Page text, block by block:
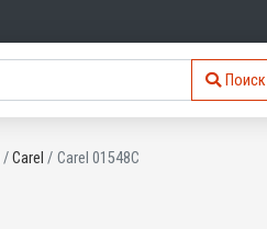
Поиск
Carel Carel 01548C